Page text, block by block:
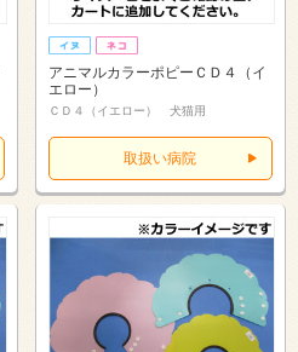
アニマルカラーポピーＣＤ４（イ
エロー）
ＣＤ４（イエロー） 犬猫用
取扱い病院